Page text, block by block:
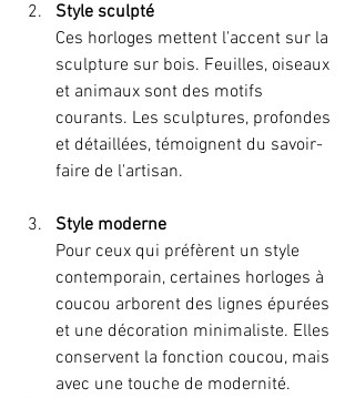
Style sculpté
Ces horloges mettent l'accent sur la
sculpture sur bois. Feuilles, oiseaux
et animaux sont des motifs
courants. Les sculptures, profondes
et détaillées, témoignent du savoir-
faire de l'artisan.
Style moderne
Pour ceux qui préfèrent un style
contemporain, certaines horloges à
coucou arborent des lignes épurées
et une décoration minimaliste. Elles
conservent la fonction coucou, mais
avec une touche de modernité.